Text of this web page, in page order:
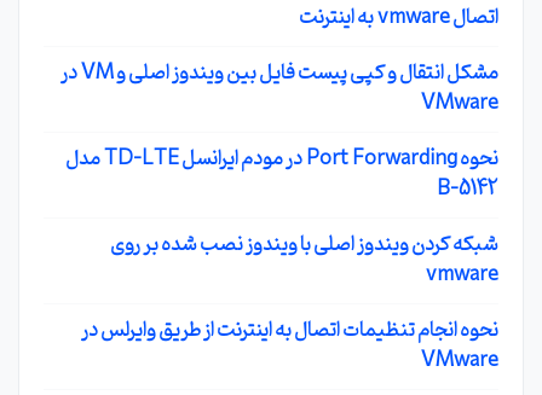
اتصال vmware به اینترنت
مشکل انتقال و کپی پیست فایل بین ویندوز اصلی و VM در
VMware
نحوه Port Forwarding در مودم ایرانسل TD-LTE مدل
B-5142
شبکه کردن ویندوز اصلی با ویندوز نصب شده بر روی
vmware
نحوه انجام تنظیمات اتصال به اینترنت از طریق وایرلس در
VMware